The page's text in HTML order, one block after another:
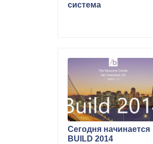
система
Сегодня начинается
BUILD 2014